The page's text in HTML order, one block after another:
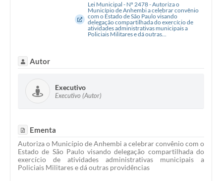
Lei Municipal - Nº 2478 - Autoriza o
Município de Anhembi a celebrar convênio
com o Estado de São Paulo visando
delegação compartilhada do exercício de
atividades administrativas municipais a
Policiais Militares e dá outras...
Autor
Executivo
Executivo (Autor)
Ementa
Autoriza o Município de Anhembi a celebrar convênio com o
Estado de São Paulo visando delegação compartilhada do
exercício de atividades administrativas municipais a
Policiais Militares e dá outras providências